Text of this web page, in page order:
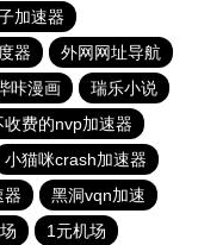
加速器
器
外网网址导航
咔漫画
瑞乐小说
收费的nvp加速器
小猫咪crash加速器
器
黑洞vqn加速
1元机场